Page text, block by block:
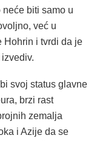
neće biti samo u
već u
Hohrin i tvrdi da je
svoj status glavne
brzi rast
zemalja
i Azije da se